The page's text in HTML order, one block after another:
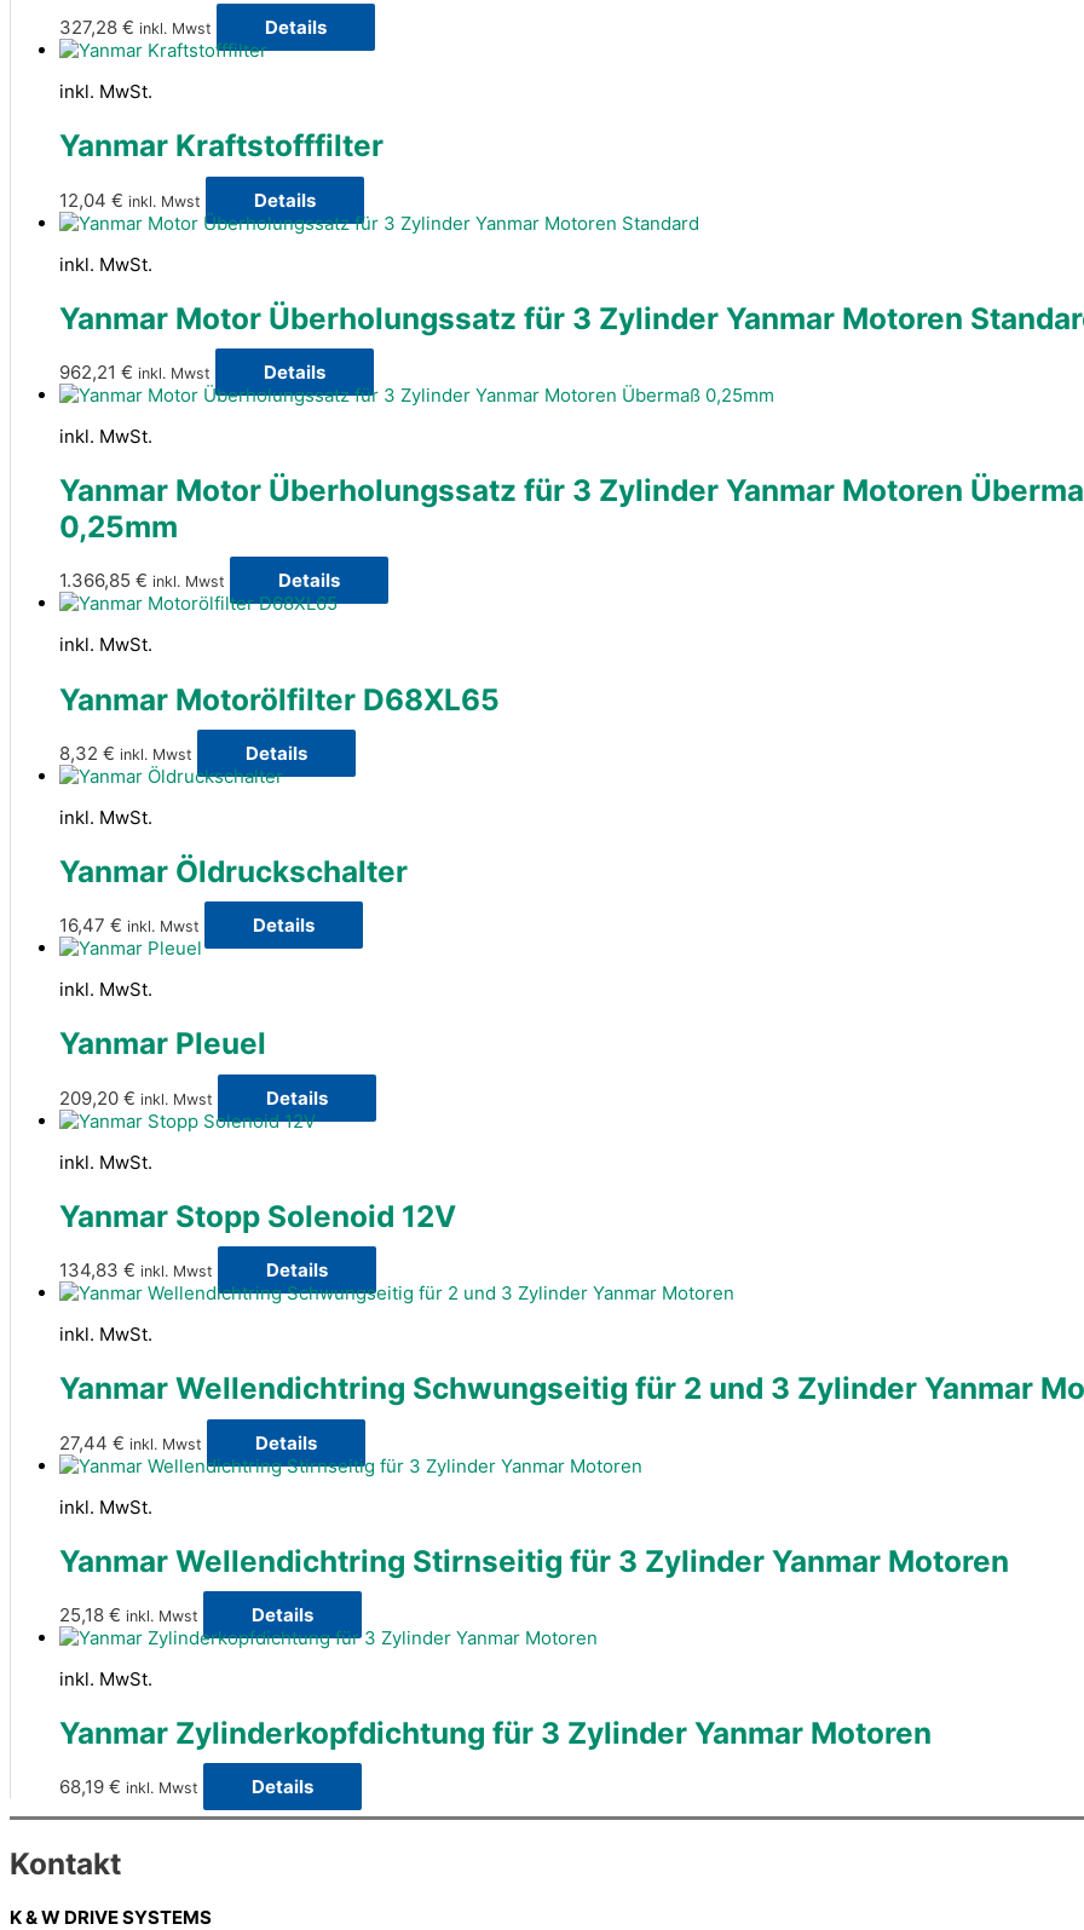
327,28 € inkl. Mwst Details
inkl. MwSt.
Yanmar Kraftstofffilter
12,04 € inkl. Mwst Details
inkl. MwSt.
Yanmar Motor Überholungssatz für 3 Zylinder Yanmar Motoren
962,21 € inkl. Mwst Details
inkl. MwSt.
Yanmar Motor Überholungssatz für 3 Zylinder Yanmar Motoren
0,25mm
1.366,85 € inkl. Mwst Details
inkl. MwSt.
Yanmar Motorölfilter D68XL65
8,32 € inkl. Mwst Details
inkl. MwSt.
Yanmar Öldruckschalter
16,47 € inkl. Mwst Details
inkl. MwSt.
Yanmar Pleuel
209,20 € inkl. Mwst Details
inkl. MwSt.
Yanmar Stopp Solenoid 12V
134,83 € inkl. Mwst Details
inkl. MwSt.
Yanmar Wellendichtring Schwungseitig für 2 und 3 Zylinder Yanmar
27,44 € inkl. Mwst Details
inkl. MwSt.
Yanmar Wellendichtring Stirnseitig für 3 Zylinder Yanmar Motoren
25,18 € inkl. Mwst Details
inkl. MwSt.
Yanmar Zylinderkopfdichtung für 3 Zylinder Yanmar Motoren
68,19 € inkl. Mwst Details
Kontakt
K & W DRIVE SYSTEMS